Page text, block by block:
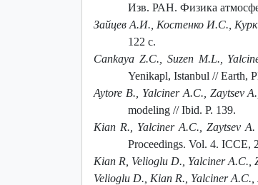
Изв. РАН. Физика
Зайцев А.И., Костенко И.С.,
122 с.
Cankaya Z.C., Suzen M.L.,
Yenikapl, Istanbul // Earth,
Aytore B., Yalciner A.C., Zaytsev
modeling // Ibid. P. 139.
Kian R., Yalciner A.C., Zaytsev
Proceedings. Vol. 4. ICCE,
Kian R, Velioglu D., Yalciner A.C.,
Velioglu D., Kian R., Yalciner A.C.,